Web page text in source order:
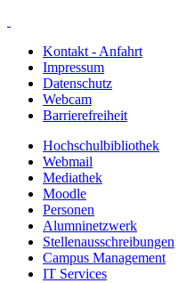
Kontakt - Anfahrt
Impressum
Datenschutz
Webcam
Barrierefreiheit
Hochschulbibliothek
Webmail
Mediathek
Moodle
Personen
Alumninetzwerk
Stellenausschreibungen
Campus Management
IT Services